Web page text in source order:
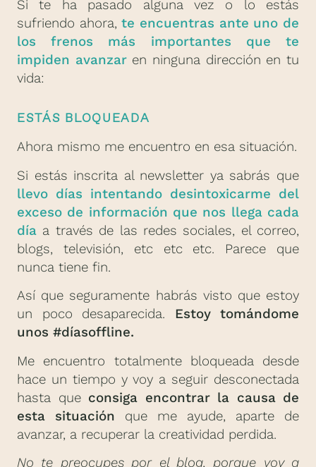
Si te ha pasado alguna vez o lo estás
sufriendo ahora,te encuentras ante uno de
los frenos más importantes que te
impiden avanzaren ninguna dirección en tu
vida:
ESTÁS BLOQUEADA
Ahora mismo me encuentro en esa situación.
Si estás inscrita al newsletter ya sabrás que
llevo días intentando desintoxicarme del
exceso de información que nos llega cada
día a través de las redes sociales, el correo,
blogs, televisión, etc etc etc. Parece que
nunca tiene fin.
Así que seguramente habrás visto que estoy
un poco desaparecida. Estoy tomándome
unos #díasoffline.
Me encuentro totalmente bloqueada desde
hace un tiempo y voy a seguir desconectada
hasta que consiga encontrar la causa de
esta situación que me ayude, aparte de
avanzar, a recuperar la creatividad perdida.
No te preocupes por el blog, porque voy a